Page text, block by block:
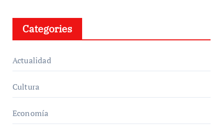
Categories
Actualidad
Cultura
Economía